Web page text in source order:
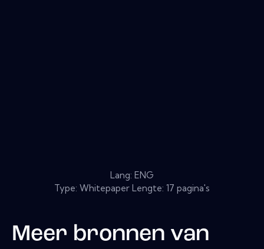
Lang: ENG
Type: Whitepaper Lengte: 17 pagina's
Meer bronnen van